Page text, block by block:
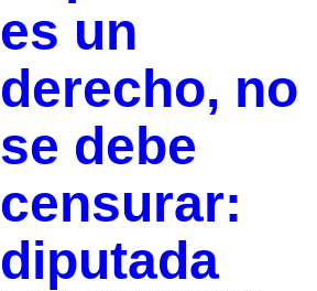
es un
derecho, no
se debe
censurar:
diputada